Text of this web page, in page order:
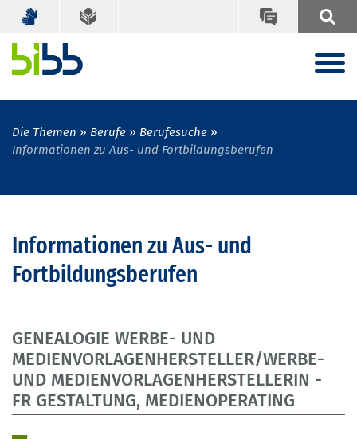
Die Themen Berufe
Berufesuche
Informationen zu Aus- und Fortbildungsberufen
Informationen zu Aus- und
Fortbildungsberufen
GENEALOGIE WERBE- UND
MEDIENVORLAGENHERSTELLER/WERBE-
UND MEDIENVORLAGENHERSTELLERIN -
FR GESTALTUNG, MEDIENOPERATING